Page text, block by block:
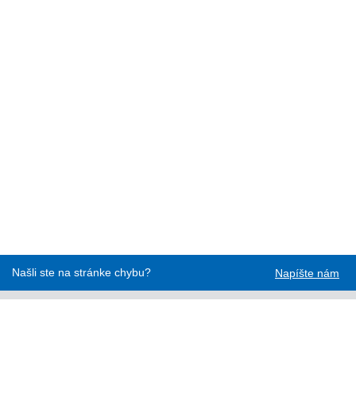
Našli ste na stránke chybu? Napíšte nám